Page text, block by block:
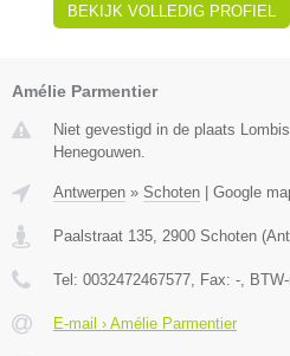
BEKIJK VOLLEDIG PROFIEL
Amélie Parmentier
Niet gevestigd in de plaats
Henegouwen.
Antwerpen » Schoten | Google
Paalstraat 135 2900 Schoten (
Tel: 0032472467577 , Fax: - ,
E-mail › Amélie Parmentier